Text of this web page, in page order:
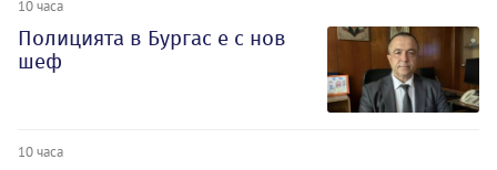
10 часа
Полицията в Бургас е с нов
шеф
10 часа